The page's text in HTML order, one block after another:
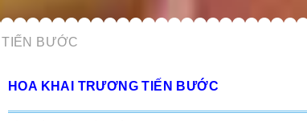
BƯỚC
HOA KHAI TRƯƠNG TIẾN BƯỚC